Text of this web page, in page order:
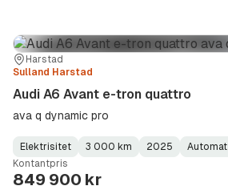
Sted:Harstad
Forhandler:
Sulland Harstad
Audi A6 Avant e-tron quattro
ava q dynamic pro
Fuel
Type:
Elektrisitet
Kilometerstand:
3 000 km
Model
Year:
2025
Gearbox
Type:
Automat
Kontantpris
849 900 kr